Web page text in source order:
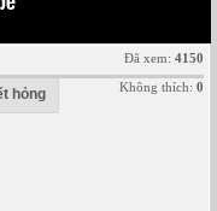
hỏng
Đã xem: 4150
Không thích: 0